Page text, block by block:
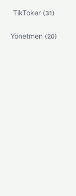
TikToker (31)
Yönetmen (20)